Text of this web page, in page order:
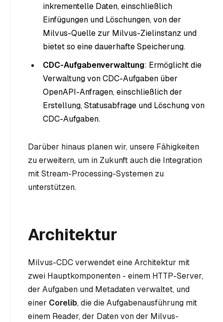
inkrementelle Daten, einschließlich
Einfügungen und Löschungen, von der
Milvus-Quelle zur Milvus-Zielinstanz und
bietet so eine dauerhafte Speicherung.
CDC-Aufgabenverwaltung: Ermöglicht die
Verwaltung von CDC-Aufgaben über
OpenAPI-Anfragen, einschließlich der
Erstellung, Statusabfrage und Löschung von
CDC-Aufgaben.
Darüber hinaus planen wir, unsere Fähigkeiten
zu erweitern, um in Zukunft auch die Integration
mit Stream-Processing-Systemen zu
unterstützen.
Architektur
Milvus-CDC verwendet eine Architektur mit
zwei Hauptkomponenten - einem HTTP-Server,
der Aufgaben und Metadaten verwaltet, und
einer Corelib, die die Aufgabenausführung mit
einem Reader, der Daten von der Milvus-